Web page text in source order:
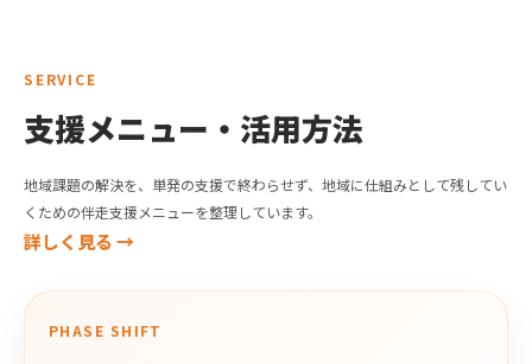
SERVICE
支援メニュー・活用方法
地域課題の解決を、単発の支援で終わらせず、地域に仕組みとして残してい
くための伴走支援メニューを整理しています。
詳しく見る →
PHASE SHIFT